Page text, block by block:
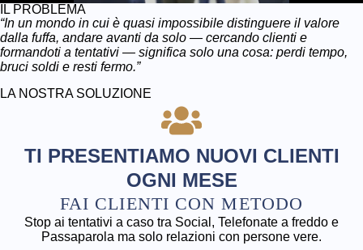
IL PROBLEMA
“In un mondo in cui è quasi impossibile distinguere il valore
dalla fuffa, andare avanti da solo — cercando clienti e
formandoti a tentativi — significa solo una cosa: perdi tempo,
bruci soldi e resti fermo.”
LA NOSTRA SOLUZIONE
TI PRESENTIAMO NUOVI CLIENTI
OGNI MESE​
FAI CLIENTI CON METODO​
Stop ai tentativi a caso tra Social, Telefonate a freddo e
Passaparola ma solo relazioni con persone vere.